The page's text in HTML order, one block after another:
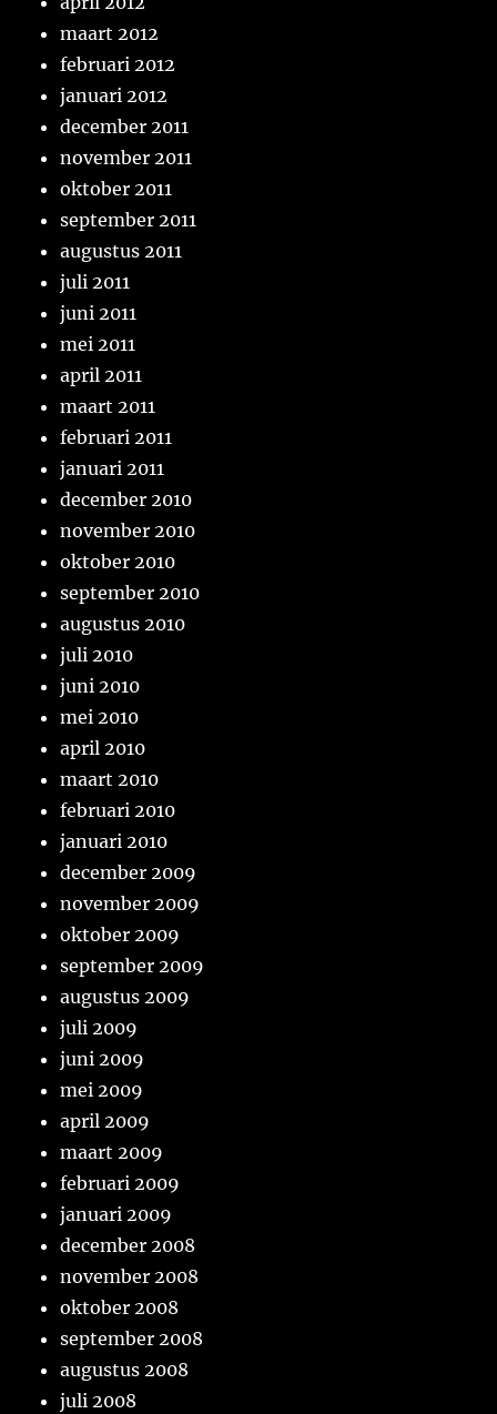
maart 2012
februari 2012
januari 2012
december 2011
november 2011
oktober 2011
september 2011
augustus 2011
juli 2011
juni 2011
mei 2011
april 2011
maart 2011
februari 2011
januari 2011
december 2010
november 2010
oktober 2010
september 2010
augustus 2010
juli 2010
juni 2010
mei 2010
april 2010
maart 2010
februari 2010
januari 2010
december 2009
november 2009
oktober 2009
september 2009
augustus 2009
juli 2009
juni 2009
mei 2009
april 2009
maart 2009
februari 2009
januari 2009
december 2008
november 2008
oktober 2008
september 2008
augustus 2008
juli 2008